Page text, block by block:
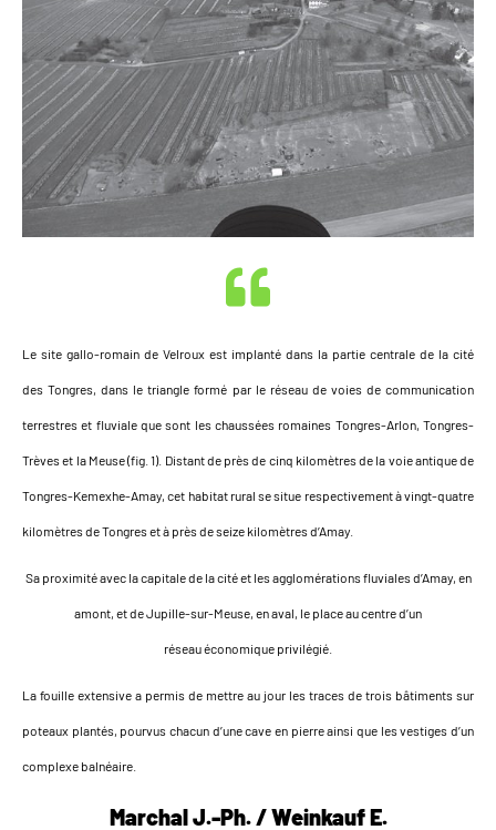
Le site gallo-romain de Velroux est implanté dans la partie centrale de la cité
des Tongres, dans le triangle formé par le réseau de voies de communication
terrestres et fluviale que sont les chaussées romaines Tongres-Arlon, Tongres-
Trèves et la Meuse (fig. 1). Distant de près de cinq kilomètres de la voie antique de
Tongres-Kemexhe-Amay, cet habitat rural se situe respectivement à vingt-quatre
kilomètres de Tongres et à près de seize kilomètres d’Amay.
Sa proximité avec la capitale de la cité et les agglomérations fluviales d’Amay, en
amont, et de Jupille-sur-Meuse, en aval, le place au centre d’un
réseau économique privilégié.
La fouille extensive a permis de mettre au jour les traces de trois bâtiments sur
poteaux plantés, pourvus chacun d’une cave en pierre ainsi que les vestiges d’un
complexe balnéaire.
Marchal J.-Ph. / Weinkauf E.